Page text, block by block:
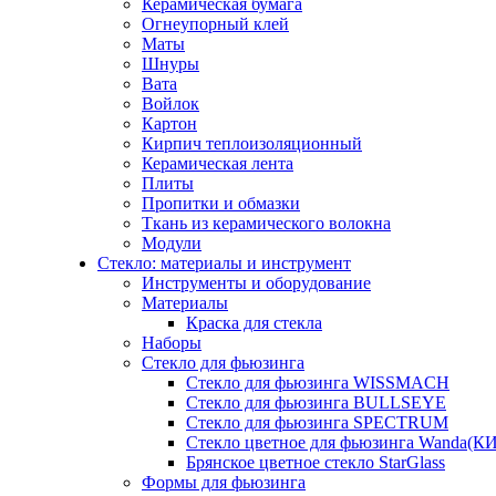
Керамическая бумага
Огнеупорный клей
Маты
Шнуры
Вата
Войлок
Картон
Кирпич теплоизоляционный
Керамическая лента
Плиты
Пропитки и обмазки
Ткань из керамического волокна
Модули
Стекло: материалы и инструмент
Инструменты и оборудование
Материалы
Краска для стекла
Наборы
Стекло для фьюзинга
Стекло для фьюзинга WISSMACH
Стекло для фьюзинга BULLSEYE
Стекло для фьюзинга SPECTRUM
Стекло цветное для фьюзинга
Брянское цветное стекло StarGlass
Формы для фьюзинга